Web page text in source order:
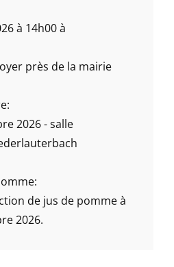
à 14h00 à
près de la mairie
2026 - salle
de jus de pomme à
2026.